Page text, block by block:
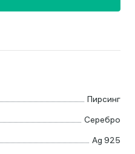
Пирсинг
Серебро
Ag 925